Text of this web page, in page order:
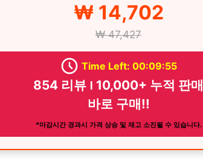
₩ 14,702
₩ 47,427
Time Left: 00:09:53
854 리뷰 ౹ 10,000+ 누적 판매
바로 구매!!
*마감시간 경과시 가격 상승 및 재고 소진될 수 있습니다.